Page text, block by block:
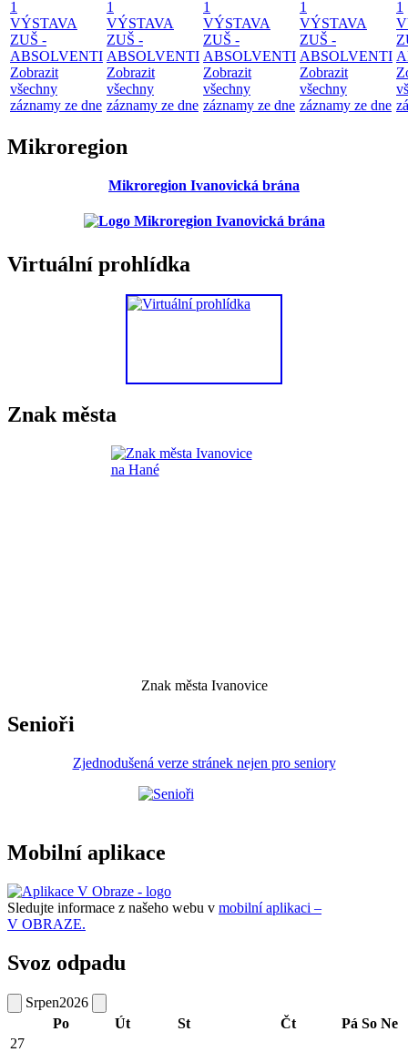
1
VÝSTAVA
ZUŠ -
ABSOLVENTI
Zobrazit
všechny
záznamy ze dne
1
VÝSTAVA
ZUŠ -
ABSOLVENTI
Zobrazit
všechny
záznamy ze dne
1
VÝSTAVA
ZUŠ -
ABSOLVENTI
Zobrazit
všechny
záznamy ze dne
1
VÝSTAVA
ZUŠ -
ABSOLVENTI
Zobrazit
všechny
záznamy ze dne
1
Mikroregion
Mikroregion Ivanovická brána
Virtuální prohlídka
Znak města
Znak města Ivanovice
Senioři
Zjednodušená verze stránek nejen pro seniory
Mobilní aplikace
Sledujte informace z našeho webu v mobilní aplikaci –
V OBRAZE.
Svoz odpadu
Srpen2026
Po
Út St Čt Pá So Ne
27